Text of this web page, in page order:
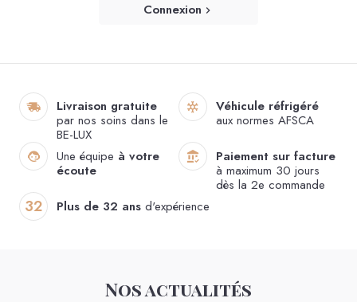
Voir le produit
Connexion
Livraison gratuite
par nos soins dans le
BE-LUX
Véhicule réfrigéré
aux normes AFSCA
Une équipe à votre
écoute
Paiement sur facture
à maximum 30 jours
dès la 2e commande
32 Plus de 32 ans d'expérience
Nos actualités